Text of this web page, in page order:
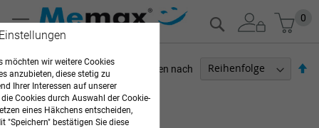
Zum
Inhalt
0
Suche
Artikel1-12von31
Sortieren nach
ARZTBEDARF
möchten wir weitere Cookies
anzubieten, diese stetig zu
Ihrer Interessen auf unserer
Cookies durch Auswahl der Cookie-
eines Häkchens entscheiden,
"Speichern" bestätigen Sie diese